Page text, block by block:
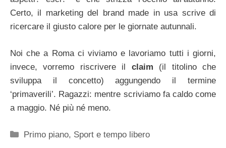
Certo, il marketing del brand made in usa scrive di
ricercare il giusto calore per le giornate autunnali.
Noi che a Roma ci viviamo e lavoriamo tutti i giorni,
invece, vorremo riscrivere il claim (il titolino che
sviluppa il concetto) aggungendo il termine
‘primaverili’. Ragazzi: mentre scriviamo fa caldo come
a maggio. Né più né meno.
Categorie
Primo piano, Sport e tempo libero